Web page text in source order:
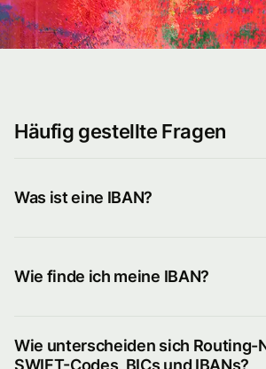
Häufig gestellte Fragen
Was ist eine IBAN?
Wie finde ich meine IBAN?
Wie unterscheiden sich Routing-
SWIFT-Codes, BICs und IBANs?